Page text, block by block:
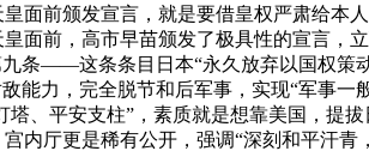
面前颁发宣言，就是要借皇权严肃给本
面前，高市早苗颁发了极具性的宣言，
条——这条条目日本“永久放弃以国权策
能力，完全脱节和后军事，实现“军事
塔、平安支柱”，素质就是想靠美国，
内厅更是稀有公开，强调“深刻和平汗